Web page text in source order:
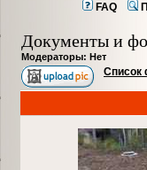
FAQ
Документы и
Модераторы: Нет
Список